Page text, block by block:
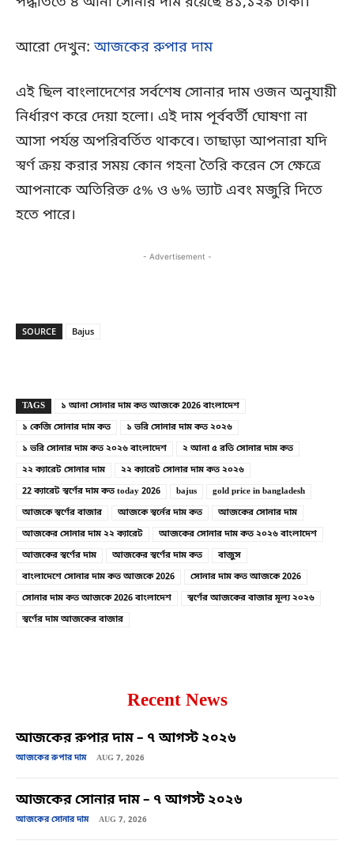
আরো দেখুন:আজকের রুপার দাম
এই ছিল বাংলাদেশের সর্বশেষ সোনার দাম ওজন অনুযায়ী
নির্ধারণ করে দেয়া হলো। এই দাম পূর্ববর্তী ঘোষণা না
আসা পর্যন্ত অপরিবর্তিত থাকবে। তাছাড়া আপনারা যদি
স্বর্ণ ক্রয় করার সময় কোন গহনা তৈরি করেন সে ক্ষেত্রে
আপনাকে অতিরিক্ত ৫% ও ৬% ভ্যাট এবং মজুরি দিতে
হতে পারে।
- Advertisement -
SOURCE Bajus
TAGS
১ আনা সোনার দাম কত আজকে 2026 বাংলাদেশ
১ কেজি সোনার দাম কত
১ ভরি সোনার দাম কত ২০২৬
১ ভরি সোনার দাম কত ২০২৬ বাংলাদেশ
২ আনা ৫ রতি সোনার দাম কত
২২ ক্যারেট সোনার দাম
২২ ক্যারেট সোনার দাম কত ২০২৬
22 ক্যারেট স্বর্ণের দাম কত today 2026
bajus
gold price in bangladesh
আজকে স্বর্ণের বাজার
আজকে স্বর্নের দাম কত
আজকের সোনার দাম
আজকের সোনার দাম ২২ ক্যারেট
আজকের সোনার দাম কত ২০২৬ বাংলাদেশ
আজকের স্বর্ণের দাম
আজকের স্বর্ণের দাম কত
বাজুস
বাংলাদেশে সোনার দাম কত আজকে 2026
সোনার দাম কত আজকে 2026
সোনার দাম কত আজকে 2026 বাংলাদেশ
স্বর্ণের আজকের বাজার মূল্য ২০২৬
স্বর্ণের দাম আজকের বাজার
Recent News
আজকের রুপার দাম – ৭ আগস্ট ২০২৬
আজকের রুপার দাম AUG 7, 2026
আজকের সোনার দাম – ৭ আগস্ট ২০২৬
আজকের সোনার দাম AUG 7, 2026